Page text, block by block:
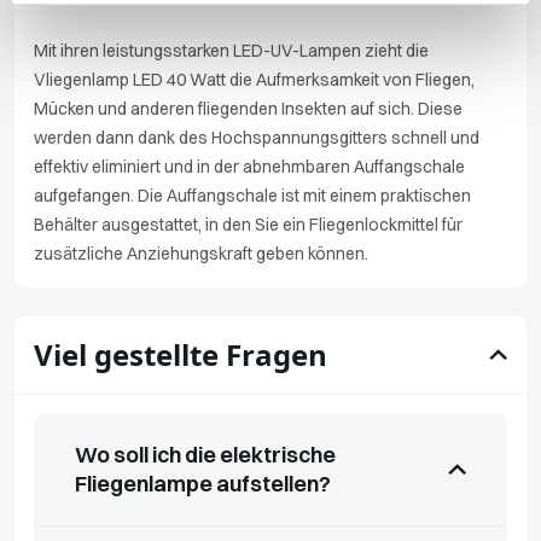
Mit ihren leistungsstarken LED-UV-Lampen zieht die
Vliegenlamp LED 40 Watt die Aufmerksamkeit von Fliegen,
Mücken und anderen fliegenden Insekten auf sich. Diese
werden dann dank des Hochspannungsgitters schnell und
effektiv eliminiert und in der abnehmbaren Auffangschale
aufgefangen. Die Auffangschale ist mit einem praktischen
Behälter ausgestattet, in den Sie ein Fliegenlockmittel für
zusätzliche Anziehungskraft geben können.
Viel gestellte Fragen
Wo soll ich die elektrische
Fliegenlampe aufstellen?